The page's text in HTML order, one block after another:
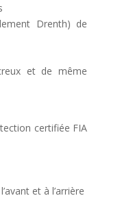
Drenth) de
et de même
certifiée FIA
et à l’arrière